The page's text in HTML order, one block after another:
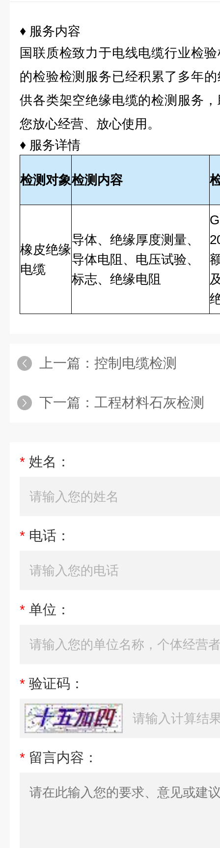
♦ 服务内容
国联质检致力于电线电缆行业检
的检验检测服务已经积累了多年
供各类架空绝缘电缆的检测服务
您放心经营、放心使用。
♦ 服务详情
检测对象检测内容
橡皮绝缘
电缆
导体、绝缘厚度测量、
导体电阻、电压试验、
标志、绝缘电阻
上一篇： 控制电缆检测
下一篇： 工程材料石灰检测
* 姓名：
* 电话：
* 单位：
* 验证码：
* 留言内容：